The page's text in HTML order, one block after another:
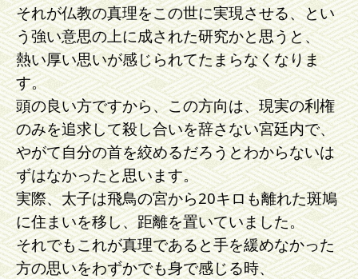
それが仏教の真理をこの世に実現させる、とい
う強い意思の上に成された研究かと思うと、
熱い厚い思いが感じられてたまらなくなりま
す。
頭の良い方ですから、この方向は、現実の利権
のみを追求して殺し合いを辞さない宮廷内で、
やがて自分の首を絞めるだろうとわからないは
ずはなかったと思います。
実際、太子は飛鳥の宮から20キロも離れた斑鳩
に住まいを移し、距離を置いていました。
それでもこれが真理であると手を緩めなかった
方の思いをわずかでも身で感じる時、